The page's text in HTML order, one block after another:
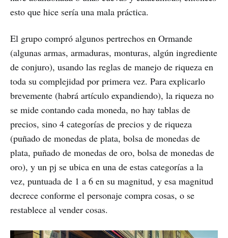
esto que hice sería una mala práctica.
El grupo compró algunos pertrechos en Ormande
(algunas armas, armaduras, monturas, algún ingrediente
de conjuro), usando las reglas de manejo de riqueza en
toda su complejidad por primera vez. Para explicarlo
brevemente (habrá artículo expandiendo), la riqueza no
se mide contando cada moneda, no hay tablas de
precios, sino 4 categorías de precios y de riqueza
(puñado de monedas de plata, bolsa de monedas de
plata, puñado de monedas de oro, bolsa de monedas de
oro), y un pj se ubica en una de estas categorías a la
vez, puntuada de 1 a 6 en su magnitud, y esa magnitud
decrece conforme el personaje compra cosas, o se
restablece al vender cosas.